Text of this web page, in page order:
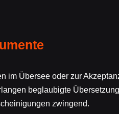
im Übersee oder zur
beglaubigte
zwingend.